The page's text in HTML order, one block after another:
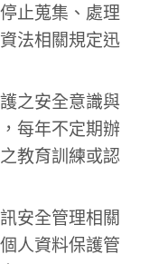
止蒐集、處理
法相關規定迅
之安全意識與
每年不定期辦
教育訓練或認
安全管理相關
人資料保護管